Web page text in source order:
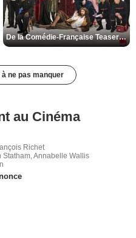
De la Comédie-Française Teaser VF
ne pas manquer
au Cinéma
Richet
Statham, Annabelle Wallis